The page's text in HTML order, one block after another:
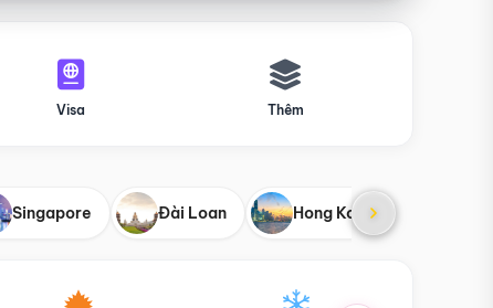
Visa Thêm
Singapore Đài Loan Hong Kong